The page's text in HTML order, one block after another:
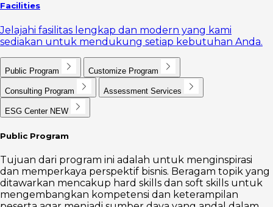
Facilities
Jelajahi fasilitas lengkap dan modern yang kami
sediakan untuk mendukung setiap kebutuhan Anda.
Public Program Customize Program
Consulting Program Assessment Services
ESG Center NEW
Public Program
Tujuan dari program ini adalah untuk menginspirasi
dan memperkaya perspektif bisnis. Beragam topik yang
ditawarkan mencakup hard skills dan soft skills untuk
mengembangkan kompetensi dan keterampilan